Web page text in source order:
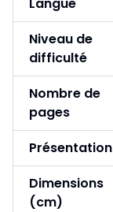
Niveau de
difficulté
Nombre de
pages
Présentation
Dimensions
(cm)